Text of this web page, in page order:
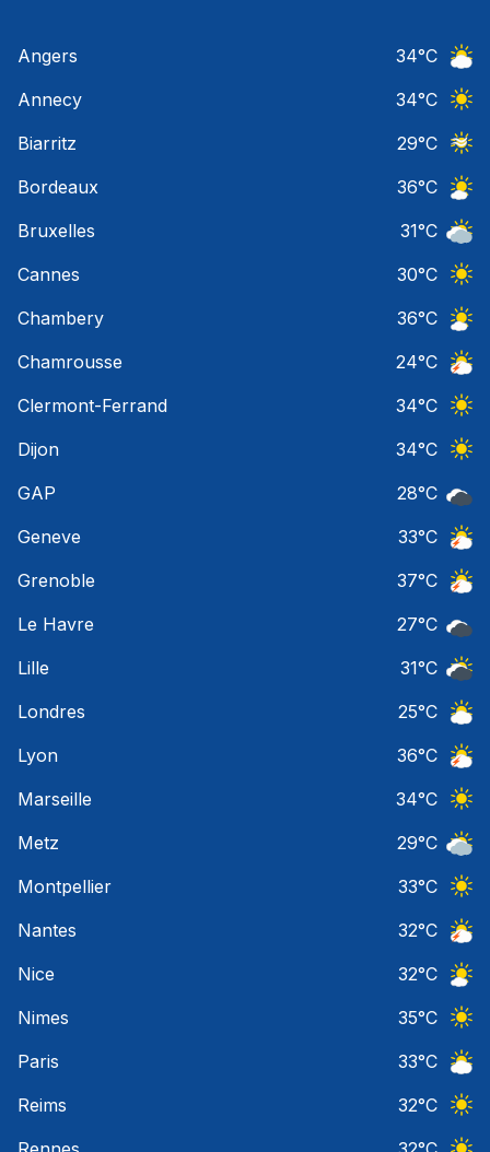
Angers 34°C
Annecy
34°C
Biarritz
29°C
Bordeaux
36°C
Bruxelles
31°C
Cannes
30°C
Chambery
36°C
Chamrousse
24°C
Clermont-Ferrand
34°C
Dijon
34°C
GAP
28°C
Geneve
33°C
Grenoble
37°C
Le Havre
27°C
Lille
31°C
Londres
25°C
Lyon
36°C
Marseille
34°C
Metz
29°C
Montpellier
33°C
Nantes
32°C
Nice
32°C
Nimes
35°C
Paris
33°C
Reims
32°C